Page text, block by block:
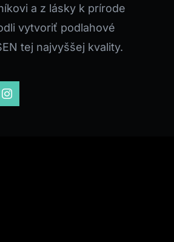
a z lásky k prírode
vytvoriť podlahové
tej najvyššej kvality.